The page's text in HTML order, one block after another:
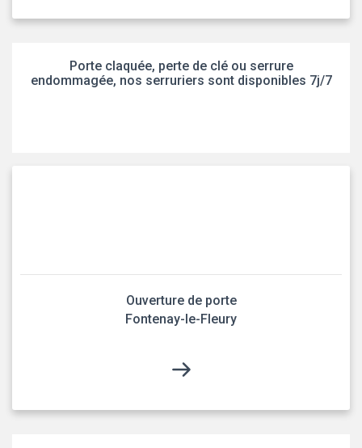
Porte claquée, perte de clé ou serrure
endommagée, nos serruriers sont disponibles 7j/7
Ouverture de porte
Fontenay-le-Fleury